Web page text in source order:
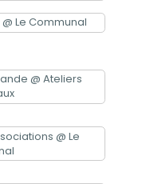
@ Le Communal
@ Ateliers
@ Le